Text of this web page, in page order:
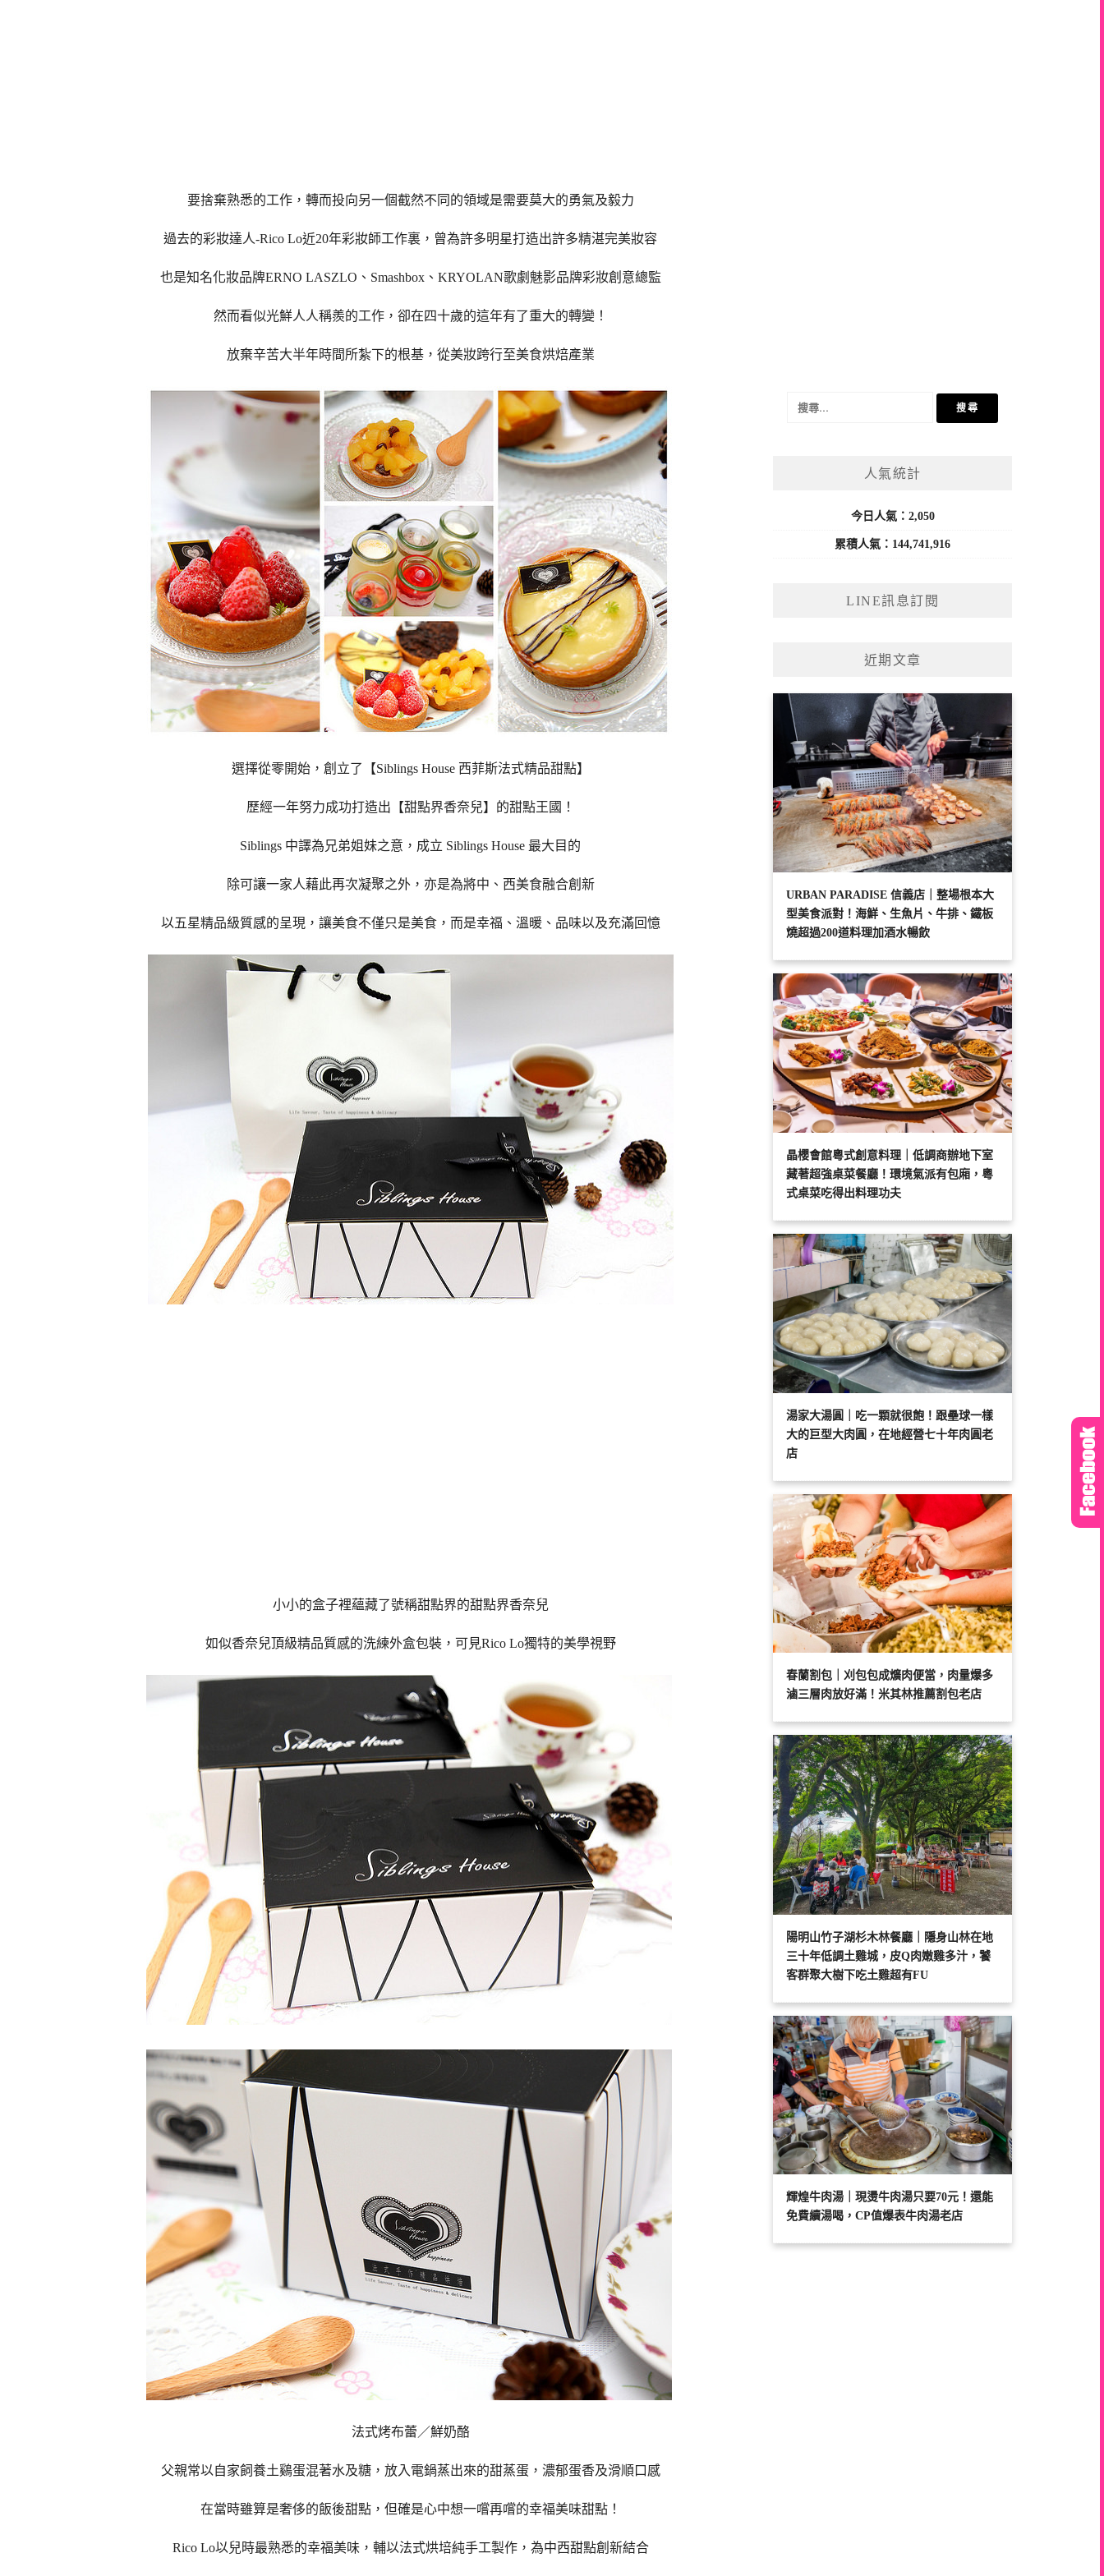
要捨棄熟悉的工作，轉而投向另一個截然不同的領域是需要莫大的勇氣及毅力
過去的彩妝達人-Rico Lo近20年彩妝師工作裏，曾為許多明星打造出許多精湛完美妝容
也是知名化妝品牌ERNO LASZLO、Smashbox、KRYOLAN歌劇魅影品牌彩妝創意總監
然而看似光鮮人人稱羨的工作，卻在四十歲的這年有了重大的轉變！
放棄辛苦大半年時間所紮下的根基，從美妝跨行至美食烘焙產業
選擇從零開始， 創立了【Siblings House 西菲斯法式精品甜點】
歷經一年努力成功打造出【甜點界香奈兒】的甜點王國！
Siblings 中譯為兄弟姐妹之意，成立 Siblings House 最大目的
除可讓一家人藉此再次凝聚之外， 亦是為將中、西美食融合創新
以五星精品級質感的呈現，讓美食不僅只是美食，而是幸福、溫暖、品味以及充滿回憶
小小的盒子裡蘊藏了號稱甜點界的甜點界香奈兒
如似香奈兒頂級精品質感的洗練外盒包裝，可見Rico Lo獨特的美學視野
法式烤布蕾／鮮奶酪
父親常以自家飼養土鷄蛋混著水及糖，放入電鍋蒸出來的甜蒸蛋，濃郁蛋香及滑順口感
在當時雖算是奢侈的飯後甜點，但確是心中想一嚐再嚐的幸福美味甜點！
Rico Lo以兒時最熟悉的幸福美味，輔以法式烘培純手工製作，為中西甜點創新結合
人氣統計
今日人氣：2,050
累積人氣：144,741,916
LINE訊息訂閱
近期文章
URBAN PARADISE 信義店｜整場根本大
型美食派對！海鮮、生魚片、牛排、鐵板
燒超過200道料理加酒水暢飲
晶櫻會館粵式創意料理｜低調商辦地下室
藏著超強桌菜餐廳！環境氣派有包廂，粵
式桌菜吃得出料理功夫
湯家大湯圓｜吃一顆就很飽！跟壘球一樣
大的巨型大肉圓，在地經營七十年肉圓老
店
春蘭割包｜刈包包成爌肉便當，肉量爆多
滷三層肉放好滿！米其林推薦割包老店
陽明山竹子湖杉木林餐廳｜隱身山林在地
三十年低調土雞城，皮Q肉嫩雞多汁，饕
客群聚大樹下吃土雞超有FU
輝煌牛肉湯｜現燙牛肉湯只要70元！還能
免費續湯喝，CP值爆表牛肉湯老店